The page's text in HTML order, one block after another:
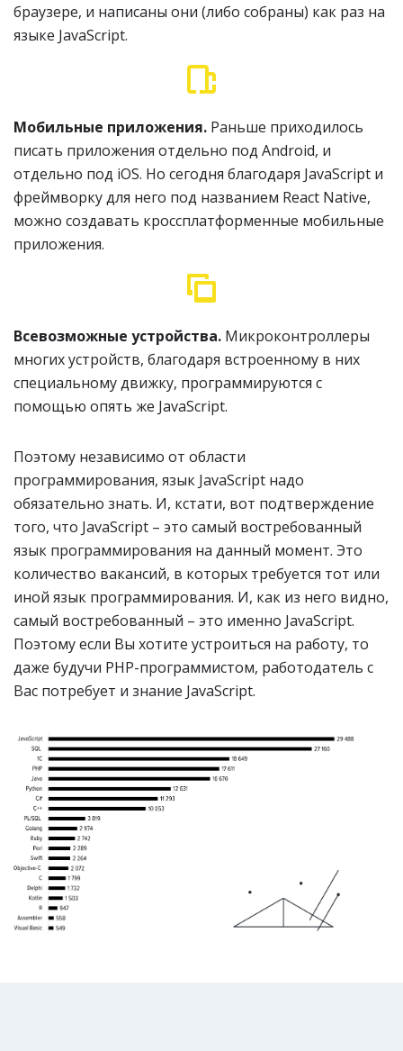
браузере, и написаны они (либо собраны) как раз на
языке JavaScript.
Мобильные приложения. Раньше приходилось
писать приложения отдельно под Android, и
отдельно под iOS. Но сегодня благодаря JavaScript и
фреймворку для него под названием React Native,
можно создавать кроссплатформенные мобильные
приложения.
Всевозможные устройства. Микроконтроллеры
многих устройств, благодаря встроенному в них
специальному движку, программируются с
помощью опять же JavaScript.
Поэтому независимо от области
программирования, язык JavaScript надо
обязательно знать. И, кстати, вот подтверждение
того, что JavaScript – это самый востребованный
язык программирования на данный момент. Это
количество вакансий, в которых требуется тот или
иной язык программирования. И, как из него видно,
самый востребованный – это именно JavaScript.
Поэтому если Вы хотите устроиться на работу, то
даже будучи PHP-программистом, работодатель с
Вас потребует и знание JavaScript.